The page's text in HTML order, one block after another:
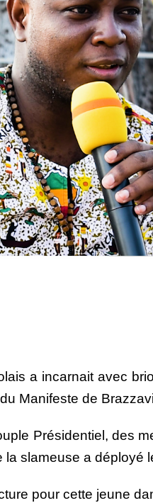
a incarnait avec
Manifeste de
Présidentiel, des
slameuse a déployé
pour cette jeune